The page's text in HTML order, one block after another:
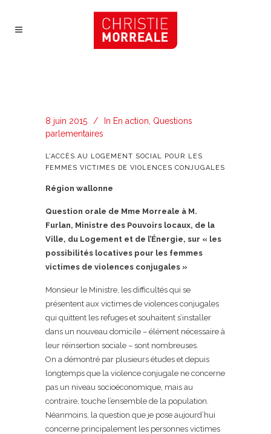
8 juin 2015 In En action Questions
parlementaires
L’ACCÈS AU LOGEMENT SOCIAL POUR LES
FEMMES VICTIMES DE VIOLENCES CONJUGALES
Région wallonne
Question orale de Mme Morreale à M.
Furlan, Ministre des Pouvoirs locaux, de la
Ville, du Logement et de l’Énergie, sur « les
possibilités locatives pour les femmes
victimes de violences conjugales »
Monsieur le Ministre, les difficultés qui se
présentent aux victimes de violences conjugales
qui quittent les refuges et souhaitent s’installer
dans un nouveau domicile – élément nécessaire à
leur réinsertion sociale – sont nombreuses.
On a démontré par plusieurs études et depuis
longtemps que la violence conjugale ne concerne
pas un niveau socioéconomique, mais au
contraire, touche l’ensemble de la population.
Néanmoins, la question que je pose aujourd’hui
concerne principalement les personnes victimes